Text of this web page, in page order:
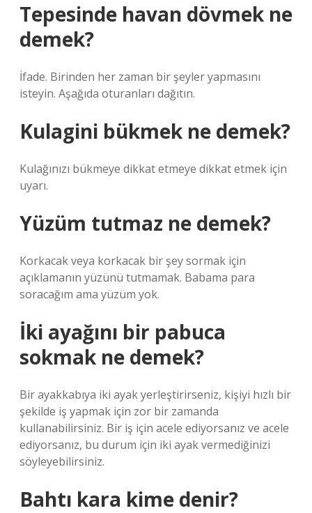
Tepesinde havan dövmek ne
demek?
İfade. Birinden her zaman bir şeyler yapmasını
isteyin. Aşağıda oturanları dağıtın.
Kulagini bükmek ne demek?
Kulağınızı bükmeye dikkat etmeye dikkat etmek için
uyarı.
Yüzüm tutmaz ne demek?
Korkacak veya korkacak bir şey sormak için
açıklamanın yüzünü tutmamak. Babama para
soracağım ama yüzüm yok.
İki ayağını bir pabuca
sokmak ne demek?
Bir ayakkabıya iki ayak yerleştirirseniz, kişiyi hızlı bir
şekilde iş yapmak için zor bir zamanda
kullanabilirsiniz. Bir iş için acele ediyorsanız ve acele
ediyorsanız, bu durum için iki ayak vermediğinizi
söyleyebilirsiniz.
Bahtı kara kime denir?